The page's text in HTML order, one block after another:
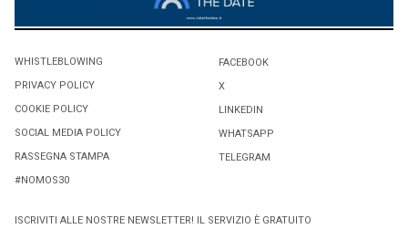
WHISTLEBLOWING
PRIVACY POLICY
COOKIE POLICY
SOCIAL MEDIA POLICY
RASSEGNA STAMPA
#NOMOS30
FACEBOOK
X
LINKEDIN
WHATSAPP
TELEGRAM
ISCRIVITI ALLE NOSTRE NEWSLETTER! IL SERVIZIO È GRATUITO